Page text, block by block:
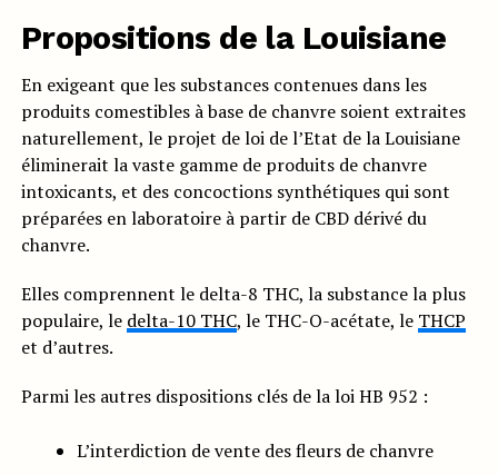
Propositions de la Louisiane
En exigeant que les substances contenues dans les
produits comestibles à base de chanvre soient extraites
naturellement, le projet de loi de l’Etat de la Louisiane
éliminerait la vaste gamme de produits de chanvre
intoxicants, et des concoctions synthétiques qui sont
préparées en laboratoire à partir de CBD dérivé du
chanvre.
Elles comprennent le delta-8 THC, la substance la plus
populaire, le delta-10 THC, le THC-O-acétate, le THCP
et d’autres.
Parmi les autres dispositions clés de la loi HB 952 :
L’interdiction de vente des fleurs de chanvre